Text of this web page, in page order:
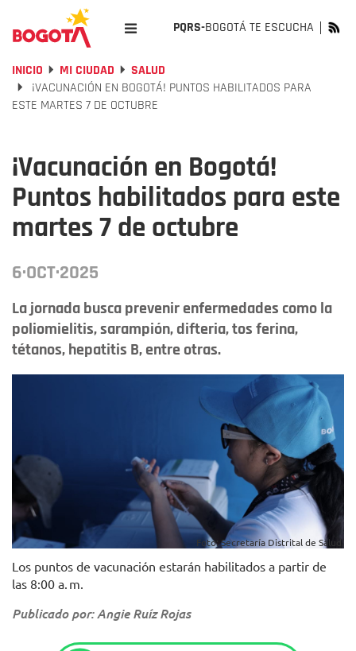
PQRS-BOGOTÁ TE ESCUCHA
INICIO MI CIUDAD
SALUD
¡VACUNACIÓN EN BOGOTÁ! PUNTOS HABILITADOS PARA
ESTE MARTES 7 DE OCTUBRE
¡Vacunación en Bogotá!
Puntos habilitados para este
martes 7 de octubre
6·OCT·2025
La jornada busca prevenir enfermedades como la
poliomielitis, sarampión, difteria, tos ferina,
tétanos, hepatitis B, entre otras.
Foto: Secretaría Distrital de Salud.
Los puntos de vacunación estarán habilitados a partir de
las 8:00 a. m.
Publicado por: Angie Ruíz Rojas